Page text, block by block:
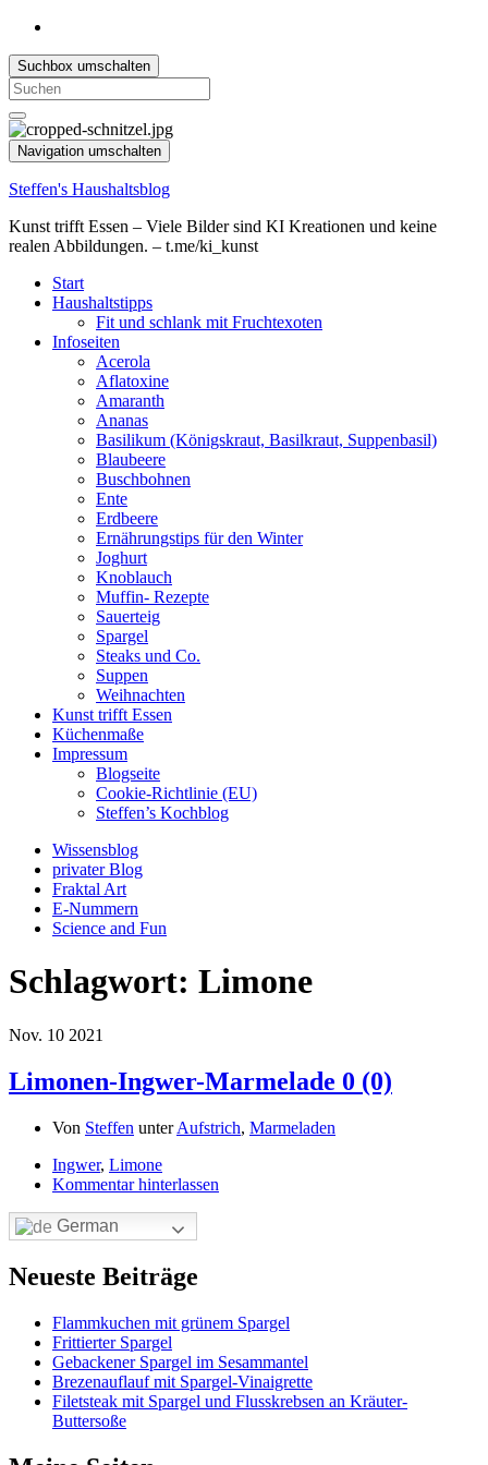
Suchbox umschalten
Search
for:
Navigation umschalten
Steffen's Haushaltsblog
Kunst trifft Essen – Viele Bilder sind KI Kreationen und keine
realen Abbildungen. – t.me/ki_kunst
Start
Haushaltstipps
Fit und schlank mit Fruchtexoten
Infoseiten
Acerola
Aflatoxine
Amaranth
Ananas
Basilikum (Königskraut, Basilkraut, Suppenbasil)
Blaubeere
Buschbohnen
Ente
Erdbeere
Ernährungstips für den Winter
Joghurt
Knoblauch
Muffin- Rezepte
Sauerteig
Spargel
Steaks und Co.
Suppen
Weihnachten
Kunst trifft Essen
Küchenmaße
Impressum
Blogseite
Cookie-Richtlinie (EU)
Steffen’s Kochblog
Wissensblog
privater Blog
Fraktal Art
E-Nummern
Science and Fun
Schlagwort: Limone
Nov. 10 2021
Limonen-Ingwer-Marmelade 0 (0)
Von Steffen unterAufstrich, Marmeladen
Ingwer, Limone
Kommentar hinterlassen
German
Neueste Beiträge
Flammkuchen mit grünem Spargel
Frittierter Spargel
Gebackener Spargel im Sesammantel
Brezenauflauf mit Spargel-Vinaigrette
Filetsteak mit Spargel und Flusskrebsen an Kräuter-
Buttersoße